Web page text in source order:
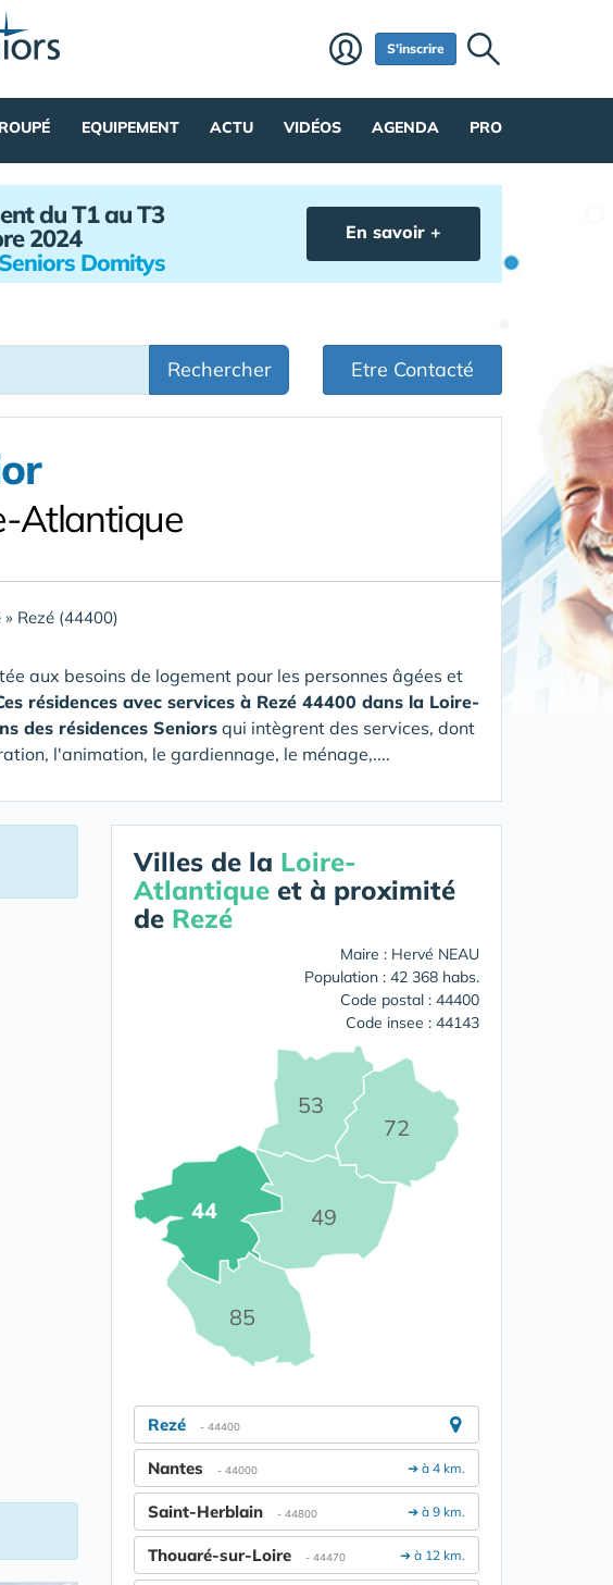
S'inscrire
EQUIPEMENT ACTU VIDÉOS AGENDA PRO
du T1 au T3
2024
Domitys
En savoir +
Rechercher Etre Contacté
Atlantique
» Rezé (44400)
aux besoins de logement pour les personnes âgées et
résidences avec services à Rezé 44400 dans la Loire-
des résidences Seniors qui intègrent des services, dont
l'animation, le gardiennage, le ménage,....
Villes de la Loire-
Atlantique et à proximité
de Rezé
Maire : Hervé NEAU
Population : 42 368 habs.
Code postal : 44400
Code insee : 44143
44 49
53
72
85
Rezé - 44400
➔ à 4 km.
Nantes - 44000
➔ à 9 km.
Saint-Herblain - 44800
➔ à 12 km.
Thouaré-sur-Loire - 44470